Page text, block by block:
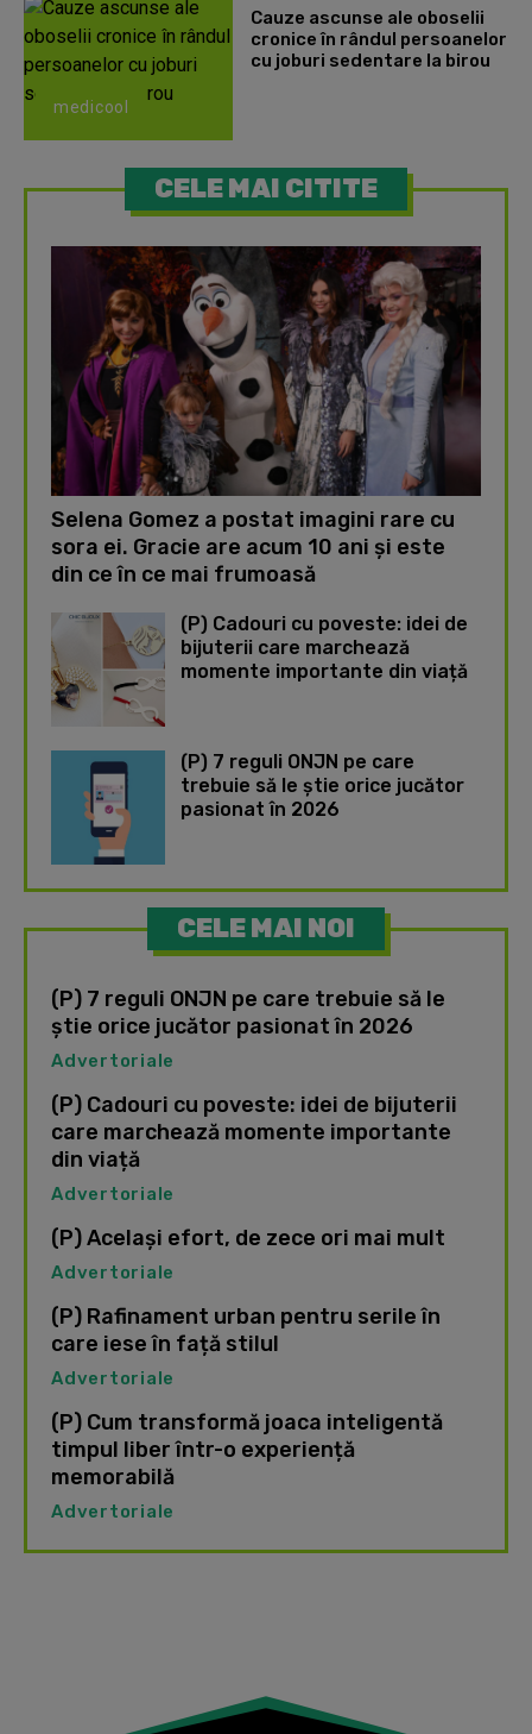
medicool
Cauze ascunse ale oboselii
cronice în rândul persoanelor
cu joburi sedentare la birou
CELE MAI CITITE
Selena Gomez a postat imagini rare cu
sora ei. Gracie are acum 10 ani și este
din ce în ce mai frumoasă
(P) Cadouri cu poveste: idei de
bijuterii care marchează
momente importante din viață
(P) 7 reguli ONJN pe care
trebuie să le știe orice jucător
pasionat în 2026
CELE MAI NOI
(P) 7 reguli ONJN pe care trebuie să le
știe orice jucător pasionat în 2026
Advertoriale
(P) Cadouri cu poveste: idei de bijuterii
care marchează momente importante
din viață
Advertoriale
(P) Același efort, de zece ori mai mult
Advertoriale
(P) Rafinament urban pentru serile în
care iese în față stilul
Advertoriale
(P) Cum transformă joaca inteligentă
timpul liber într-o experiență
memorabilă
Advertoriale